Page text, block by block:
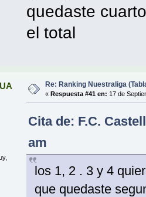
quedaste
el total
Re: Ranking Nuestraliga
«Respuesta #41 en: 17 de
Cita de: F.C.
am
los 1, 2 . 3 y 4
que quedaste